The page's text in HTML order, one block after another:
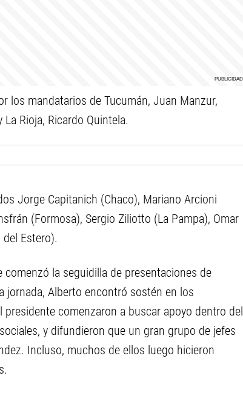
los mandatarios de Tucumán, Juan Manzur,
Rioja, Ricardo Quintela.
Jorge Capitanich (Chaco), Mariano Arcioni
(Formosa), Sergio Ziliotto (La Pampa), Omar
Estero).
la seguidilla de presentaciones de
jornada, Alberto encontró sostén en los
comenzaron a buscar apoyo dentro del
y difundieron que un gran grupo de jefes
Incluso, muchos de ellos luego hicieron